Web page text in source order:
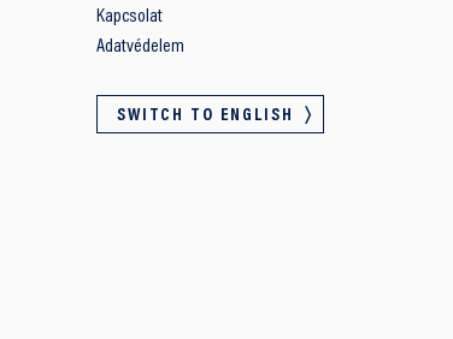
Kapcsolat
Adatvédelem
SWITCH TO ENGLISH